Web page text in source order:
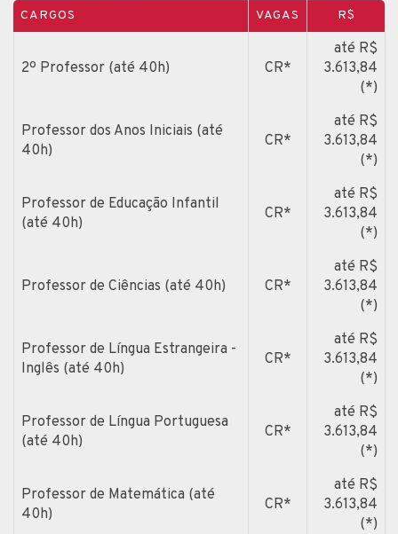
CARGOS VAGAS R$
2º Professor (até 40h) CR*
até R$
3.613,84
(*)
Professor dos Anos Iniciais (até
40h)
CR*
até R$
3.613,84
(*)
Professor de Educação Infantil
(até 40h)
CR*
até R$
3.613,84
(*)
Professor de Ciências (até 40h) CR*
até R$
3.613,84
(*)
Professor de Língua Estrangeira -
Inglês (até 40h)
CR*
até R$
3.613,84
(*)
Professor de Língua Portuguesa
(até 40h)
CR*
até R$
3.613,84
(*)
Professor de Matemática (até
40h)
CR*
até R$
3.613,84
(*)